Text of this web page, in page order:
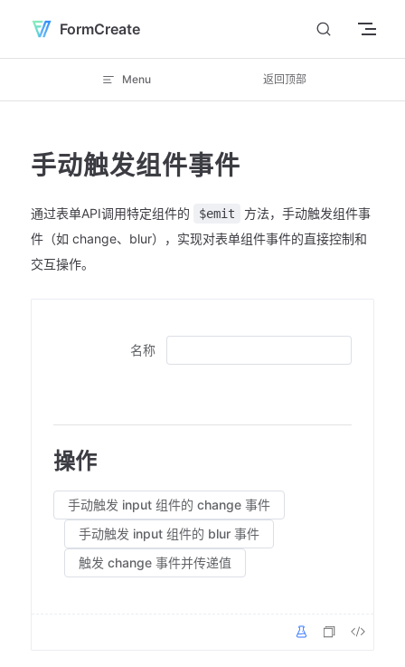
Skip to content
FormCreate
Menu 返回顶部
手动触发组件事件
通过表单API调用特定组件的 $emit
方法，手动触发组件事
件（如 change、blur），实现对表单组件事件的直接控制和
交互操作。
名称
操作
手动触发 input 组件的 change 事件
手动触发 input 组件的 blur 事件
触发 change 事件并传递值